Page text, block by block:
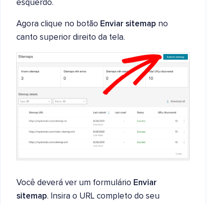
esquerdo.
Agora clique no botão Enviar sitemap no
canto superior direito da tela.
Você deverá ver um formulário Enviar
sitemap. Insira o URL completo do seu